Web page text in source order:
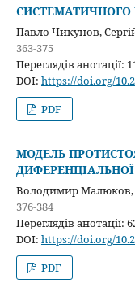
Павло Чикунов,
363-375
Переглядів анотації:
DOI: https://doi.org/
PDF
МОДЕЛЬ
Володимир Малюков,
376-384
Переглядів анотації:
DOI: https://doi.org/
PDF